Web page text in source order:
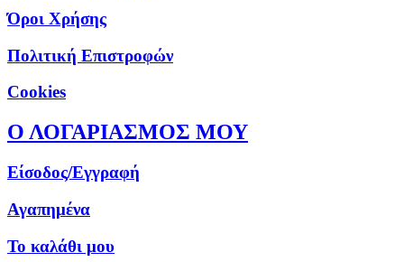
Όροι Χρήσης
Πολιτική Επιστροφών
Cookies
Ο ΛΟΓΑΡΙΑΣΜΟΣ ΜΟΥ
Είσοδος/Εγγραφή
Αγαπημένα
Το καλάθι μου